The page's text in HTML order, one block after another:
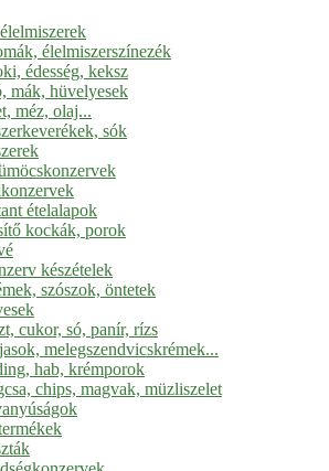
élelmiszerszínezék
édesség, keksz
mák, hüvelyesek
méz, olaj...
sók
ételalapok
kockák, porok
készételek
szószok, öntetek
cukor, só, panír, rízs
melegszendvicskrémek...
hab, krémporok
chips, magvak, müzliszelet